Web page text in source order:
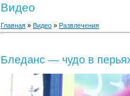
Видео
Главная » Видео » Развлечения
Бледанс — чудо в